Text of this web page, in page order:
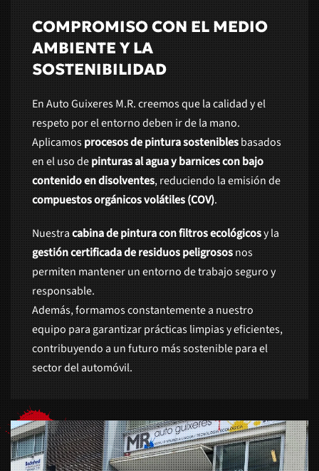
COMPROMISO CON EL MEDIO
AMBIENTE Y LA
SOSTENIBILIDAD
En Auto Guixeres M.R. creemos que la calidad y el
respeto por el entorno deben ir de la mano.
Aplicamosprocesos de pintura sosteniblesbasados
en el uso depinturas al agua y barnices con bajo
contenido en disolventes, reduciendo la emisión de
compuestos orgánicos volátiles (COV).
Nuestracabina de pintura con filtros ecológicosy la
gestión certificada de residuos peligrososnos
permiten mantener un entorno de trabajo seguro y
responsable.
Además, formamos constantemente a nuestro
equipo para garantizar prácticas limpias y eficientes,
contribuyendo a un futuro más sostenible para el
sector del automóvil.